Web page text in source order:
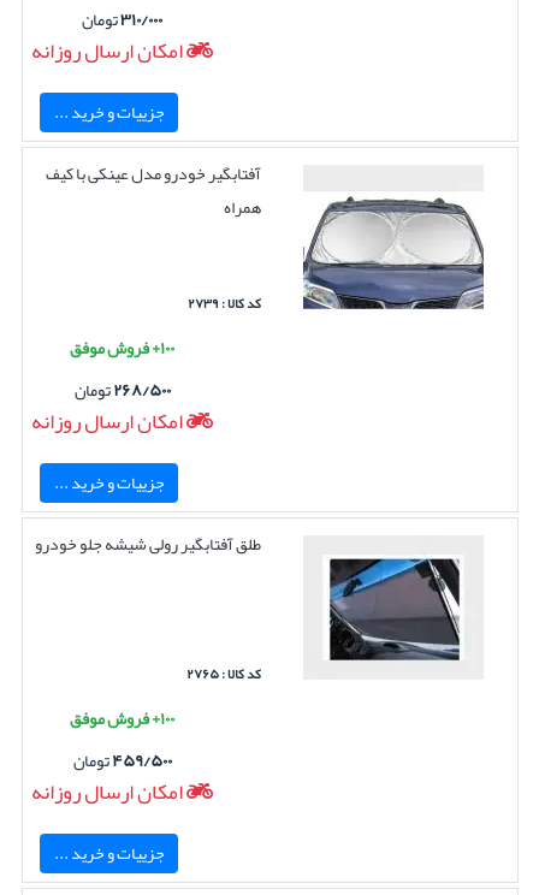
۳۱۰/۰۰۰تومان
امکان ارسال روزانه
جزییات و خرید ...
آفتابگیر خودرو مدل عینکی با کیف
همراه
کد کالا : ۲۷۳۹
۱۰۰+ فروش موفق
۲۶۸/۵۰۰تومان
امکان ارسال روزانه
جزییات و خرید ...
طلق آفتابگیر رولی شیشه جلو خودرو
کد کالا : ۲۷۶۵
۱۰۰+ فروش موفق
۴۵۹/۵۰۰تومان
امکان ارسال روزانه
جزییات و خرید ...